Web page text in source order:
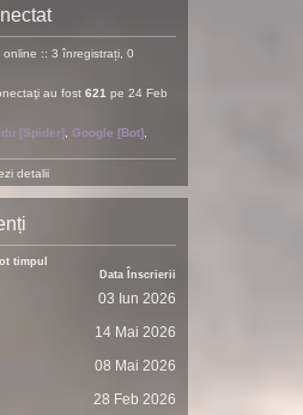
online :: 3 înregistrați, 0
au fost 621 pe 24 Feb
[Spider], Google [Bot],
detalii
timpul
Data Înscrierii
03 Iun 2026
14 Mai 2026
08 Mai 2026
28 Feb 2026